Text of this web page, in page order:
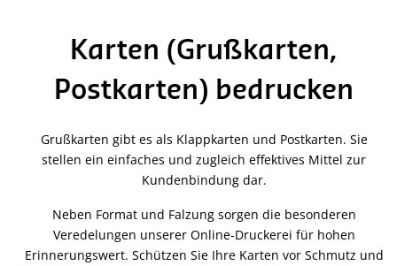
Karten (Grußkarten,
Postkarten) bedrucken
Grußkarten gibt es als Klappkarten und Postkarten. Sie
stellen ein einfaches und zugleich effektives Mittel zur
Kundenbindung dar.
Neben Format und Falzung sorgen die besonderen
Veredelungen unserer Online-Druckerei für hohen
Erinnerungswert. Schützen Sie Ihre Karten vor Schmutz und